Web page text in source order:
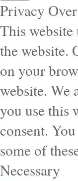
Privacy
This
the website.
on your
website. We
you use this
consent.
some of
Necessary